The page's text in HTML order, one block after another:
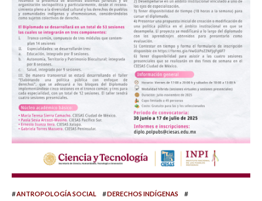
#ANTROPOLOGÍA SOCIAL #DERECHOS INDÍGENAS #